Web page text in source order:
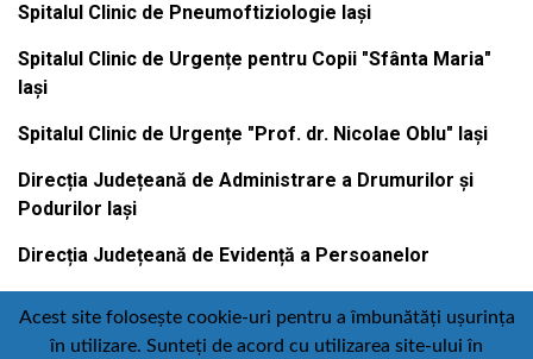
Spitalul Clinic de Pneumoftiziologie Iași
Spitalul Clinic de Urgențe pentru Copii "Sfânta Maria"
Iași
Spitalul Clinic de Urgențe "Prof. dr. Nicolae Oblu" Iași
Direcția Județeană de Administrare a Drumurilor și
Podurilor Iași
Direcția Județeană de Evidență a Persoanelor
Acest site folosește cookie-uri pentru a îmbunătăți ușurința
în utilizare. Sunteți de acord cu utilizarea site-ului în